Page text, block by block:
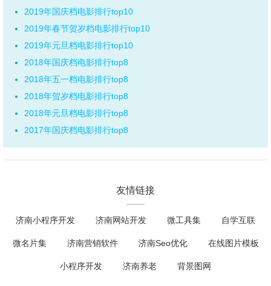
2019年国庆档电影排行top10
2019年春节贺岁档电影排行top10
2019年元旦档电影排行top10
2018年国庆档电影排行top8
2018年五一档电影排行top8
2018年贺岁档电影排行top8
2018年元旦档电影排行top8
2017年国庆档电影排行top8
友情链接
济南小程序开发 济南网站开发 微工具集 自学互联
微名片集 济南营销软件 济南Seo优化 在线图片模板
小程序开发 济南养老 背景图网